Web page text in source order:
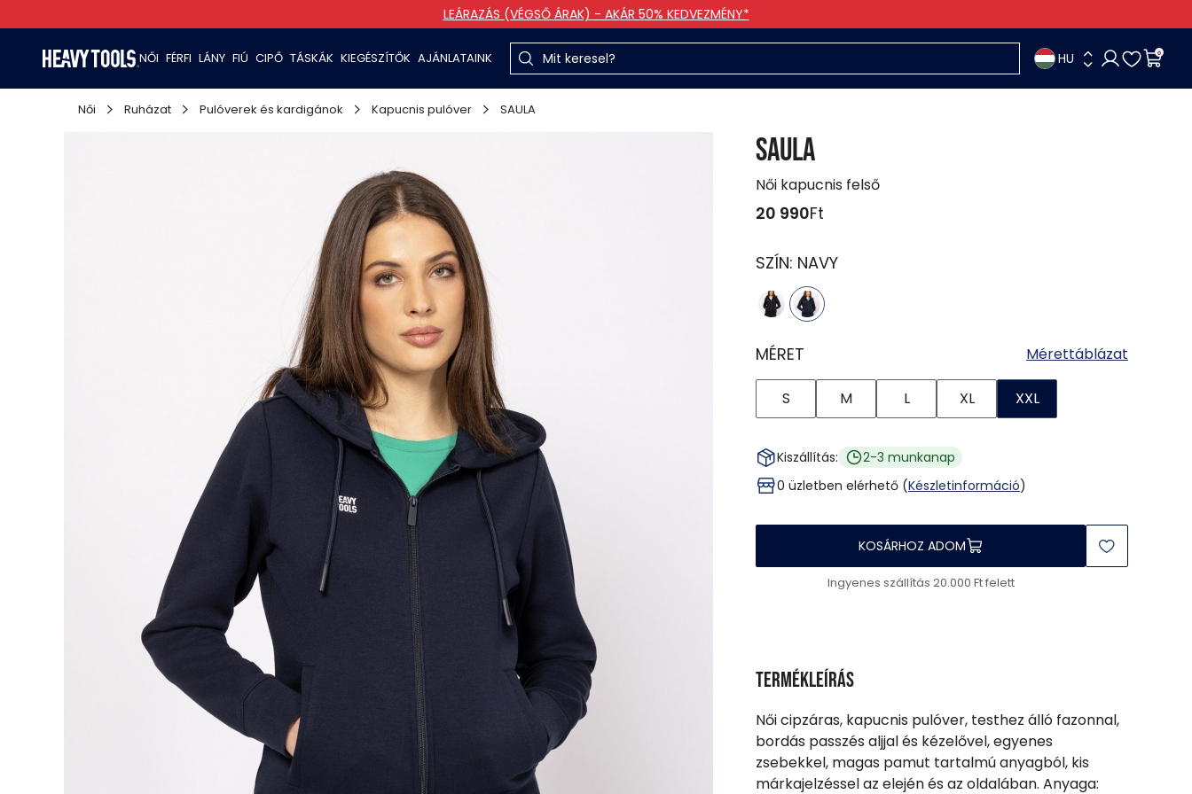
LEÁRAZÁS (VÉGSŐ ÁRAK) - AKÁR 50% KEDVEZMÉNY*
NŐI FÉRFI LÁNY FIÚ CIPŐ TÁSKÁK KIEGÉSZÍTŐK AJÁNLATAINK HU 0
Női Ruházat Pulóverek és kardigánok Kapucnis pulóver SAULA
SAULA
Női kapucnis felső
20 990Ft
SZÍN: NAVY
MÉRET Mérettáblázat
S M L XL XXL
Kiszállítás:
2-3 munkanap
0 üzletben elérhető (Készletinformáció)
KOSÁRHOZ ADOM
Ingyenes szállítás 20.000 Ft felett
Termékleírás
Női cipzáras, kapucnis pulóver, testhez álló fazonnal,
bordás passzés aljjal és kézelővel, egyenes
zsebekkel, magas pamut tartalmú anyagból, kis
márkajelzéssel az elején és az oldalában. Anyaga: